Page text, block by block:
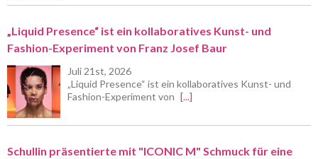
„Liquid Presence“ ist ein kollaboratives Kunst- und
Fashion-Experiment von Franz Josef Baur
Juli 21st, 2026
„Liquid Presence“ ist ein kollaboratives Kunst- und
Fashion-Experiment von
[...]
Schullin präsentierte mit "ICONIC M" Schmuck für eine